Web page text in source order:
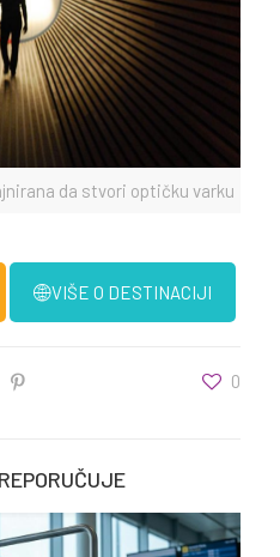
da stvori optičku varku
VIŠE O DESTINACIJI
0